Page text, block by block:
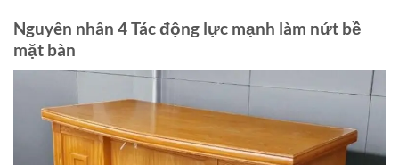
Nguyên nhân 4 Tác động lực mạnh làm nứt bề
mặt bàn